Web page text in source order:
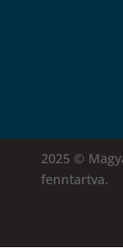
2025 ©
fenntartva.